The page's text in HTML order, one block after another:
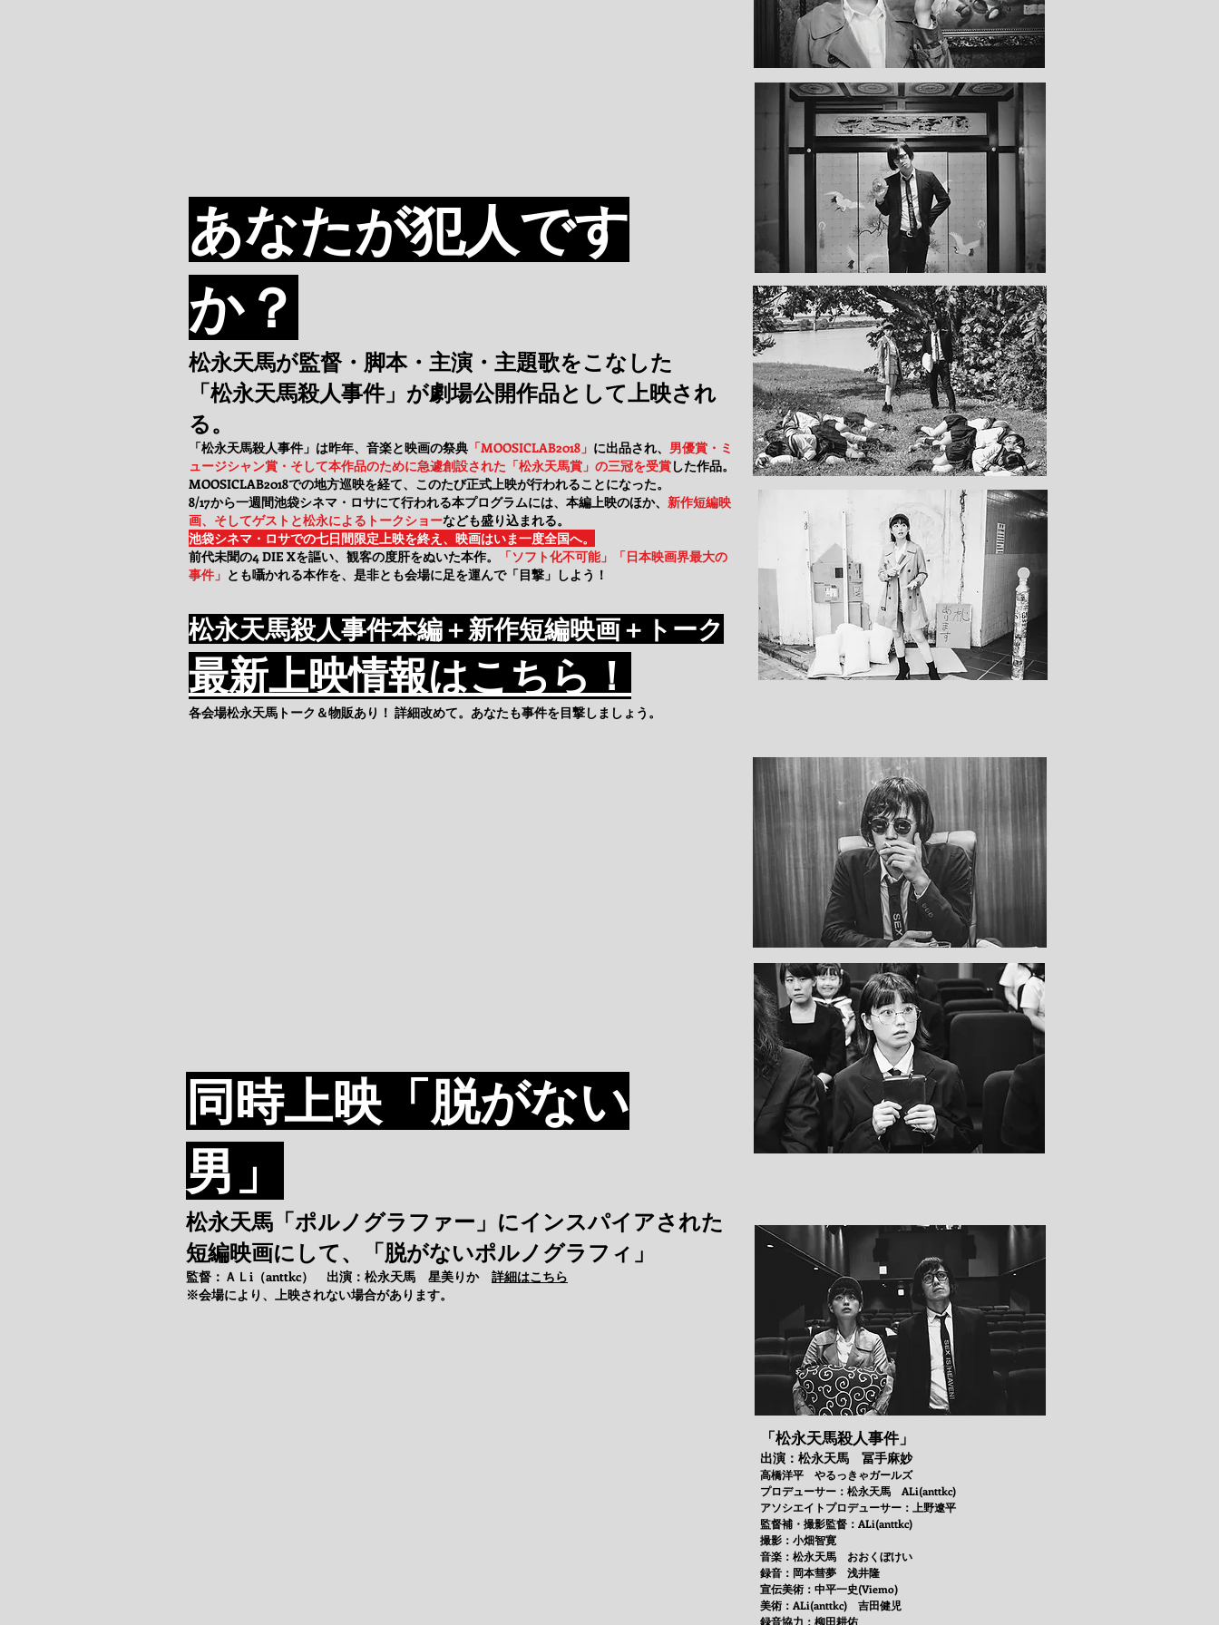
あなたが犯人です
か？
松永天馬が監督・脚本・主演・主題歌をこなした
「松永天馬殺人事件」が劇場公開作品として上映され
る。
「松永天馬殺人事件」は昨年、音楽と映画の祭典 「MOOSICLAB2018」 に出品され、 男優賞・ミ
ュージシャン賞・そして本作品のために急遽創設された「松永天馬賞」の三冠を受賞した作品。
MOOSICLAB2018での地方巡映を経て、このたび正式上映が行われることになった。
8/17から一週間池袋シネマ・ロサにて行われる本プログラムには、本編上映のほか、 新作短編映
画、そしてゲストと松永によるトークショーなども盛り込まれる。
池袋シネマ・ロサでの七日間限定上映を終え、映画はいま一度全国へ。
前代未聞の4 DIE Xを謳い、観客の度肝をぬいた本作。
「ソフト化不可能」「日本映画界最大の
事件」 とも囁かれる本作を、是非とも会場に足を運んで「目撃」しよう！
松永天馬殺人事件本編＋新作短編映画＋トーク
最新上映情報はこちら！
各会場松永天馬トーク＆物販あり！ 詳細改めて。あなたも事件を目撃しましょう。
同時上映「脱がない
男」
松永天馬「ポルノグラファー」にインスパイアされた
短編映画にして、「脱がないポルノグラフィ」
監督：ＡＬi（anttkc） 出演：松永天馬 星美りか 詳細はこちら
※会場により、上映されない場合があります。
「松永天馬殺人事件」
出演：松永天馬 冨手麻妙
高橋洋平 やるっきゃガールズ
プロデューサー：松永天馬 ALi(anttkc)
アソシエイトプロデューサー：上野遼平
監督補・撮影監督：ALi(anttkc)
撮影：小畑智寛
音楽：松永天馬 おおくぼけい
録音：岡本彗夢 浅井隆
宣伝美術：中平一史(Viemo)
美術：ALi(anttkc) 吉田健児
録音協力：柳田耕佑